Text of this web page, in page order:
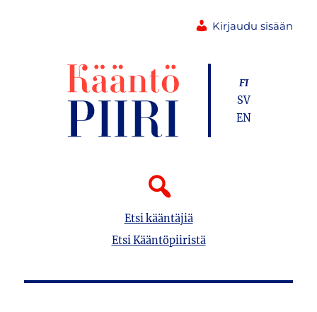
Kirjaudu sisään
Etsi kääntäjiä
Etsi Kääntöpiiristä
FI
SV
EN